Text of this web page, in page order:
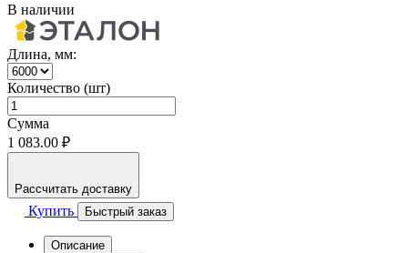
В наличии
Длина, мм:
Количество (шт)
Сумма
1 083.00 ₽
Рассчитать доставку
Купить Быстрый заказ
Описание